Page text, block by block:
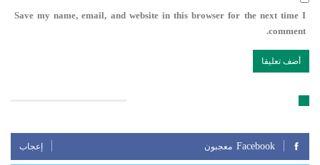
Save my name, email, and website in this browser for the next time I
comment.
Facebook معجبون إعجاب